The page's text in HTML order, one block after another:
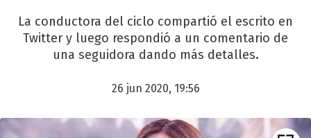
La conductora del ciclo compartió el escrito en
Twitter y luego respondió a un comentario de
una seguidora dando más detalles.
26 jun 2020, 19:56